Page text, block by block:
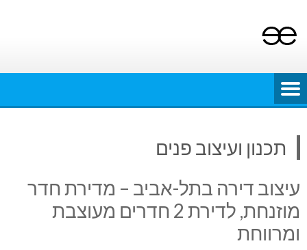
content
תכנון ועיצוב פנים
עיצוב דירה בתל-אביב – מדירת חדר
מוזנחת, לדירת 2 חדרים מעוצבת
ומרווחת